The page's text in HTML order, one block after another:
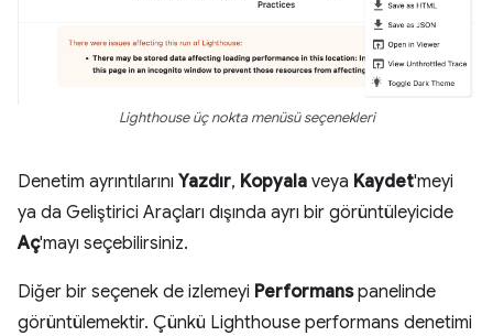
Lighthouse üç nokta menüsü seçenekleri
Denetim ayrıntılarını Yazdır, Kopyala veya Kaydet'meyi
ya da Geliştirici Araçları dışında ayrı bir görüntüleyicide
Aç'mayı seçebilirsiniz.
Diğer bir seçenek de izlemeyi Performanspanelinde
görüntülemektir. Çünkü Lighthouse performans denetimi